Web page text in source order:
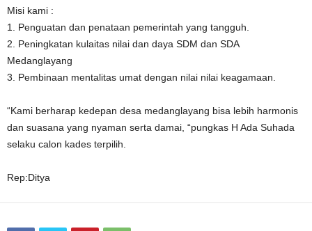
Misi kami :
1. Penguatan dan penataan pemerintah yang tangguh.
2. Peningkatan kulaitas nilai dan daya SDM dan SDA
Medanglayang
3. Pembinaan mentalitas umat dengan nilai nilai keagamaan.
“Kami berharap kedepan desa medanglayang bisa lebih harmonis
dan suasana yang nyaman serta damai, “pungkas H Ada Suhada
selaku calon kades terpilih.
Rep:Ditya